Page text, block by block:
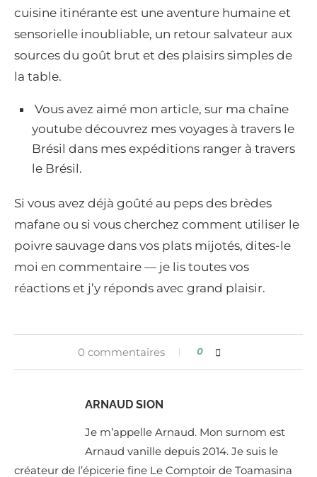
cuisine itinérante est une aventure humaine et
sensorielle inoubliable, un retour salvateur aux
sources du goût brut et des plaisirs simples de
la table.
Vous avez aimé mon article, sur ma chaîne
youtube découvrez mes voyages à travers le
Brésil dans mes expéditions ranger à travers
le Brésil.
Si vous avez déjà goûté au peps des brèdes
mafane ou si vous cherchez comment utiliser le
poivre sauvage dans vos plats mijotés, dites-le
moi en commentaire — je lis toutes vos
réactions et j’y réponds avec grand plaisir.
0 commentaires 0
ARNAUD SION
Je m’appelle Arnaud. Mon surnom est
Arnaud vanille depuis 2014. Je suis le
créateur de l’épicerie fine Le Comptoir de Toamasina